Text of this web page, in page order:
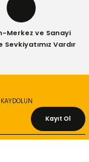
Merkez ve Sanayi
Sevkiyatımız Vardır
Kayıt Ol